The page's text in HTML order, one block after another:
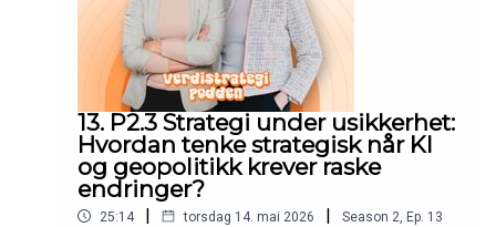
13. P2.3 Strategi under usikkerhet:
Hvordan tenke strategisk når KI
og geopolitikk krever raske
endringer?
25:14 | torsdag 14. mai 2026 | Season 2 Ep. 13